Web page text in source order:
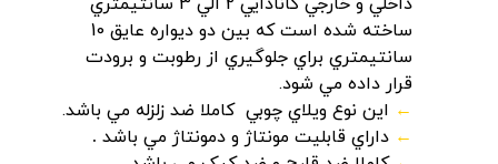
ساخته شده است که بين دو ديواره عايق 10
سانتيمتري براي جلوگيري از رطوبت و برودت
قرار داده مي شود.
← اين نوع ويلاي چوبي کاملا ضد زلزله مي باشد.
←داراي قابليت مونتاژ و دمونتاژ مي باشد .